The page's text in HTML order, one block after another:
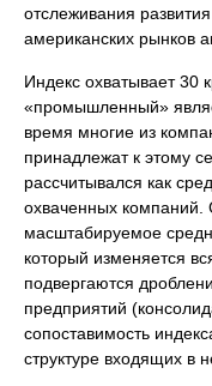
отслеживания
американских рынков
Индекс охватывает
«промышленный»
время многие из
принадлежат к этому
рассчитывался как
охваченных компаний.
масштабируемое
который изменяется
подвергаются
предприятий
сопоставимость
структуре входящих в